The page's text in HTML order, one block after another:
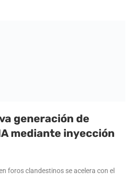
generación de
mediante inyección
foros clandestinos se acelera con el